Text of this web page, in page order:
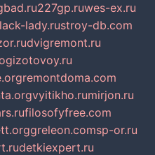
227gp.ruwes-ex.ru
lady.rustroy-db.com
dvigremont.ru
remontdoma.com
vyitikho.rumirjon.ru
filosofyfree.com
greleon.comsp-or.ru
detkiexpert.ru